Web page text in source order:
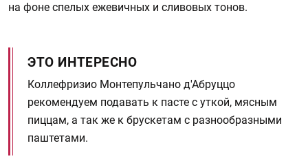
на фоне спелых ежевичных и сливовых тонов.
ЭТО ИНТЕРЕСНО
Коллефризио Монтепульчано д'Абруццо
рекомендуем подавать к пасте с уткой, мясным
пиццам, а так же к брускетам с разнообразными
паштетами.